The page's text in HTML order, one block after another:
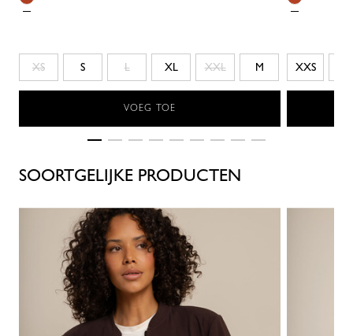
XS S L XL XXL M
VOEG TOE
XXS
SOORTGELIJKE PRODUCTEN